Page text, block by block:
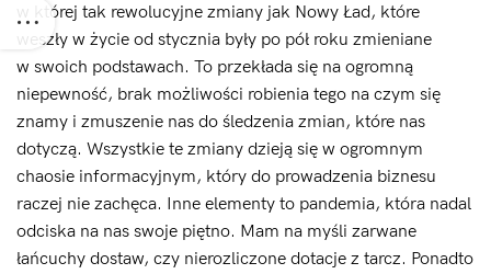
w której tak rewolucyjne zmiany jak Nowy Ład, które
weszły w życie od stycznia były po pół roku zmieniane
w swoich podstawach. To przekłada się na ogromną
niepewność, brak możliwości robienia tego na czym się
znamy i zmuszenie nas do śledzenia zmian, które nas
dotyczą. Wszystkie te zmiany dzieją się w ogromnym
chaosie informacyjnym, który do prowadzenia biznesu
raczej nie zachęca. Inne elementy to pandemia, która nadal
odciska na nas swoje piętno. Mam na myśli zarwane
łańcuchy dostaw, czy nierozliczone dotacje z tarcz. Ponadto